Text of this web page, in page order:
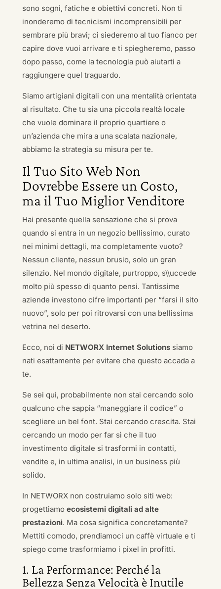
sono sogni, fatiche e obiettivi concreti. Non ti
inonderemo di tecnicismi incomprensibili per
sembrare più bravi; ci siederemo al tuo fianco per
capire dove vuoi arrivare e ti spiegheremo, passo
dopo passo, come la tecnologia può aiutarti a
raggiungere quel traguardo.
Siamo artigiani digitali con una mentalità orientata
al risultato. Che tu sia una piccola realtà locale
che vuole dominare il proprio quartiere o
un’azienda che mira a una scalata nazionale,
abbiamo la strategia su misura per te.
Il Tuo Sito Web Non
Dovrebbe Essere un Costo,
ma il Tuo Miglior Venditore
Hai presente quella sensazione che si prova
quando si entra in un negozio bellissimo, curato
nei minimi dettagli, ma completamente vuoto?
Nessun cliente, nessun brusio, solo un gran
silenzio. Nel mondo digitale, purtroppo, s\\uccede
molto più spesso di quanto pensi. Tantissime
aziende investono cifre importanti per “farsi il sito
nuovo”, solo per poi ritrovarsi con una bellissima
vetrina nel deserto.
Ecco, noi di NETWORX Internet Solutionssiamo
nati esattamente per evitare che questo accada a
te.
Se sei qui, probabilmente non stai cercando solo
qualcuno che sappia “maneggiare il codice” o
scegliere un bel font. Stai cercando crescita. Stai
cercando un modo per far sì che il tuo
investimento digitale si trasformi in contatti,
vendite e, in ultima analisi, in un business più
solido.
In NETWORX non costruiamo solo siti web:
progettiamo ecosistemi digitali ad alte
prestazioni. Ma cosa significa concretamente?
Mettiti comodo, prendiamoci un caffè virtuale e ti
spiego come trasformiamo i pixel in profitti.
1. La Performance: Perché la
Bellezza Senza Velocità è Inutile